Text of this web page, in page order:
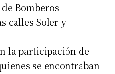
Bomberos
calles Soler y
la participación de
se encontraban